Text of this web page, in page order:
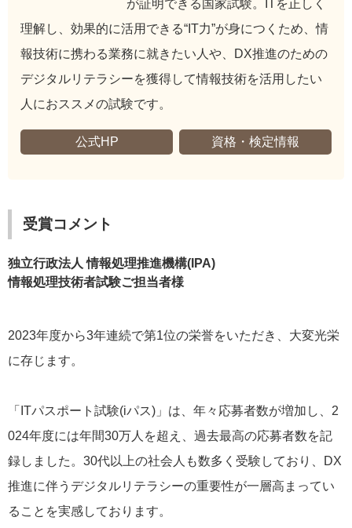
が証明できる国家試験。ITを正しく
理解し、効果的に活用できる“IT力”が身につくため、情
報技術に携わる業務に就きたい人や、DX推進のための
デジタルリテラシーを獲得して情報技術を活用したい
人におススメの試験です。
公式HP 資格・検定情報
受賞コメント
独立行政法人 情報処理推進機構(IPA)
情報処理技術者試験ご担当者様
2023年度から3年連続で第1位の栄誉をいただき、大変光栄
に存じます。
「ITパスポート試験(iパス)」は、年々応募者数が増加し、2
024年度には年間30万人を超え、過去最高の応募者数を記
録しました。30代以上の社会人も数多く受験しており、DX
推進に伴うデジタルリテラシーの重要性が一層高まってい
ることを実感しております。